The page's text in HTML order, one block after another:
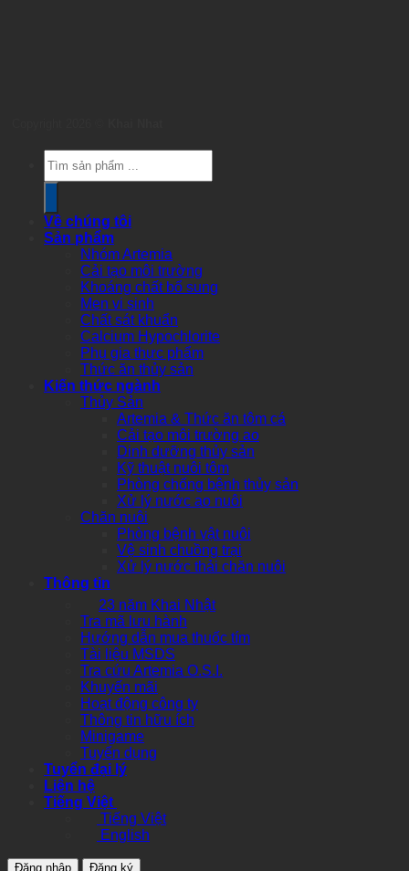
search
Về chúng tôi
Sản phẩm
Nhóm Artemia
Cải tạo môi trường
Khoáng chất bổ sung
Men vi sinh
Chất sát khuẩn
Calcium Hypochlorite
Phụ gia thực phẩm
Thức ăn thủy sản
Kiến thức ngành
Thủy Sản
Artemia & Thức ăn tôm cá
Cải tạo môi trường ao
Dinh dưỡng thủy sản
Kỹ thuật nuôi tôm
Phòng chống bệnh thủy sản
Xử lý nước ao nuôi
Chăn nuôi
Phòng bệnh vật nuôi
Vệ sinh chuồng trại
Xử lý nước thải chăn nuôi
Thông tin
23 năm Khai Nhật
Tra mã lưu hành
Hướng dẫn mua thuốc tím
Tài liệu MSDS
Tra cứu Artemia O.S.I.
Khuyến mãi
Hoạt động công ty
Thông tin hữu ích
Minigame
Tuyển dụng
Tuyển đại lý
Liên hệ
Tiếng Việt
Tiếng Việt
English
Đăng nhập Đăng ký